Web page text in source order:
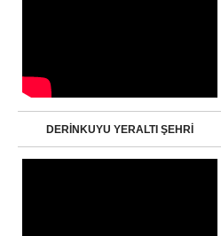
DERİNKUYU YERALTI ŞEHRİ